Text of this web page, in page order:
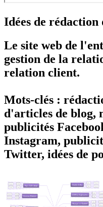
Idées de rédaction
Le site web de
gestion de la
relation client.
Mots-clés :
d'articles de blog,
publicités
Instagram,
Twitter, idées de